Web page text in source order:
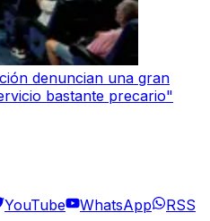
denuncian una gran
bastante precario"
YouTube WhatsApp RSS